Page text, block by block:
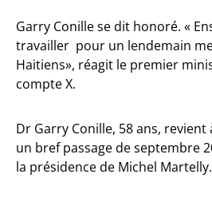
Garry Conille se dit honoré. «
travailler pour un lendemain
Haitiens», réagit le premier
compte X.
Dr Garry Conille, 58 ans,
un bref passage de septembre
la présidence de Michel Martelly.